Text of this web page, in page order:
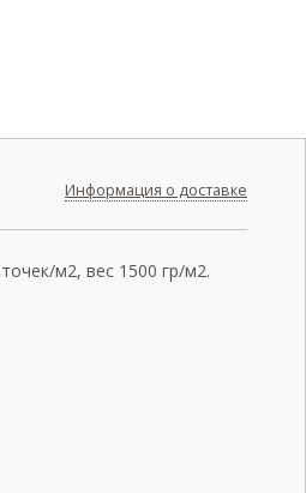
Информация о доставке
м2, вес 1500 гр/м2.